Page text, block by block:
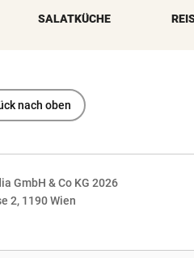
SALATKÜCHE
nach oben
GmbH & Co KG 2026
2, 1190 Wien